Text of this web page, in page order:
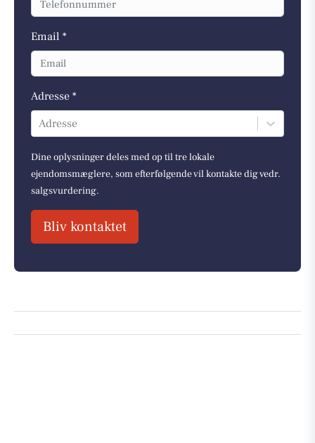
Email *
Adresse *
Adresse
Dine oplysninger deles med op til tre lokale
ejendomsmæglere, som efterfølgende vil kontakte dig vedr.
salgsvurdering.
Bliv kontaktet